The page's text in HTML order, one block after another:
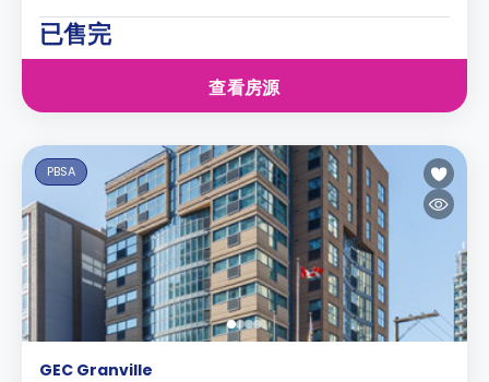
已售完
查看房源
PBSA
GEC Granville